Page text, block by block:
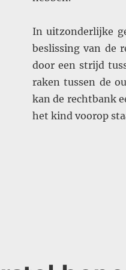
In uitzonderlijke
beslissing van de
door een strijd
raken tussen de
kan de rechtbank
het kind voorop